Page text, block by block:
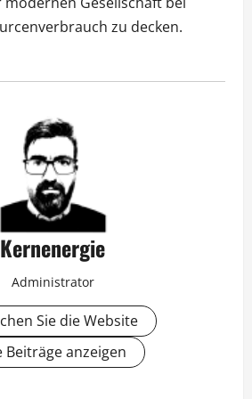
zu decken.
Kernenergie
Administrator
Sie die Website
Beiträge anzeigen